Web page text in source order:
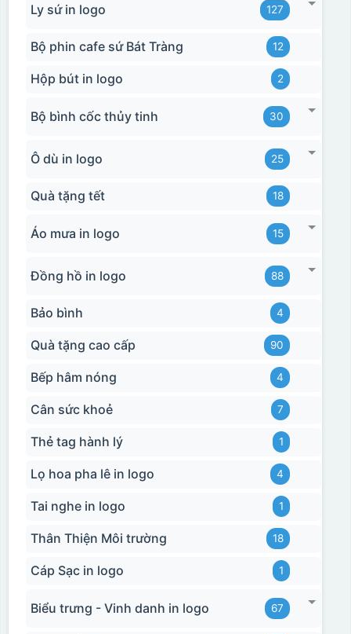
Ly sứ in logo 127
Bộ phin cafe sứ Bát Tràng 12
Hộp bút in logo 2
Bộ bình cốc thủy tinh 30
Ô dù in logo 25
Quà tặng tết 18
Áo mưa in logo 15
Đồng hồ in logo 88
Bảo bình 4
Quà tặng cao cấp 90
Bếp hâm nóng 4
Cân sức khoẻ 7
Thẻ tag hành lý 1
Lọ hoa pha lê in logo 4
Tai nghe in logo 1
Thân Thiện Môi trường 18
Cáp Sạc in logo 1
Biểu trưng - Vinh danh in logo 67